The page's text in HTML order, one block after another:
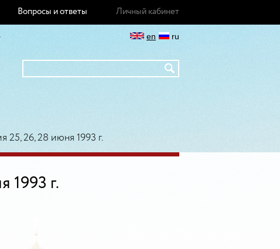
Вопросы и ответы Личный кабинет
ru
en
25, 26, 28 июня 1993 г.
1993 г.